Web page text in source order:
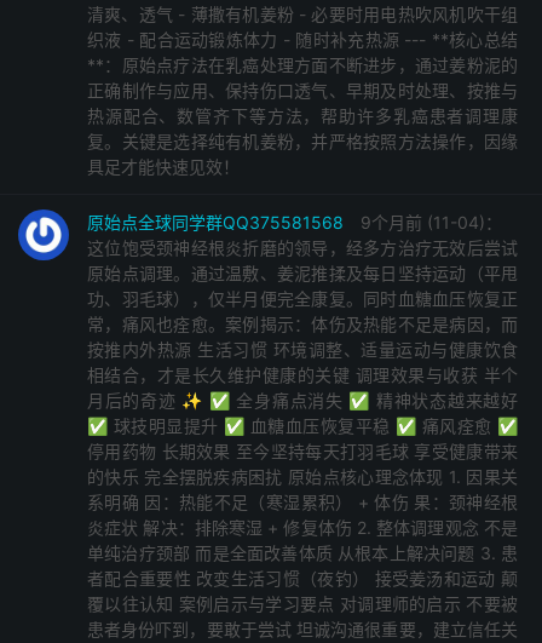
清爽、透气 - 薄撒有机姜粉 - 必要时用电热吹风机吹干组
织液 - 配合运动锻炼体力 - 随时补充热源 --- **核心总结
**：原始点疗法在乳癌处理方面不断进步，通过姜粉泥的
正确制作与应用、保持伤口透气、早期及时处理、按推与
热源配合、数管齐下等方法，帮助许多乳癌患者调理康
复。关键是选择纯有机姜粉，并严格按照方法操作，因缘
具足才能快速见效！
原始点全球同学群QQ375581568
9个月前 (11-04)：
这位饱受颈神经根炎折磨的领导，经多方治疗无效后尝试
原始点调理。通过温敷、姜泥推揉及每日坚持运动（平甩
功、羽毛球），仅半月便完全康复。同时血糖血压恢复正
常，痛风也痊愈。案例揭示：体伤及热能不足是病因，而
按推内外热源 生活习惯 环境调整、适量运动与健康饮食
相结合，才是长久维护健康的关键 调理效果与收获 半个
月后的奇迹 ✨ ✅ 全身痛点消失 ✅ 精神状态越来越好
✅ 球技明显提升 ✅ 血糖血压恢复平稳 ✅ 痛风痊愈 ✅
停用药物 长期效果 至今坚持每天打羽毛球 享受健康带来
的快乐 完全摆脱疾病困扰 原始点核心理念体现 1. 因果关
系明确 因：热能不足（寒湿累积） + 体伤 果：颈神经根
炎症状 解决：排除寒湿 + 修复体伤 2. 整体调理观念 不是
单纯治疗颈部 而是全面改善体质 从根本上解决问题 3. 患
者配合重要性 改变生活习惯（夜钓） 接受姜汤和运动 颠
覆以往认知 案例启示与学习要点 对调理师的启示 不要被
患者身份吓到，要敢于尝试 坦诚沟通很重要，建立信任关